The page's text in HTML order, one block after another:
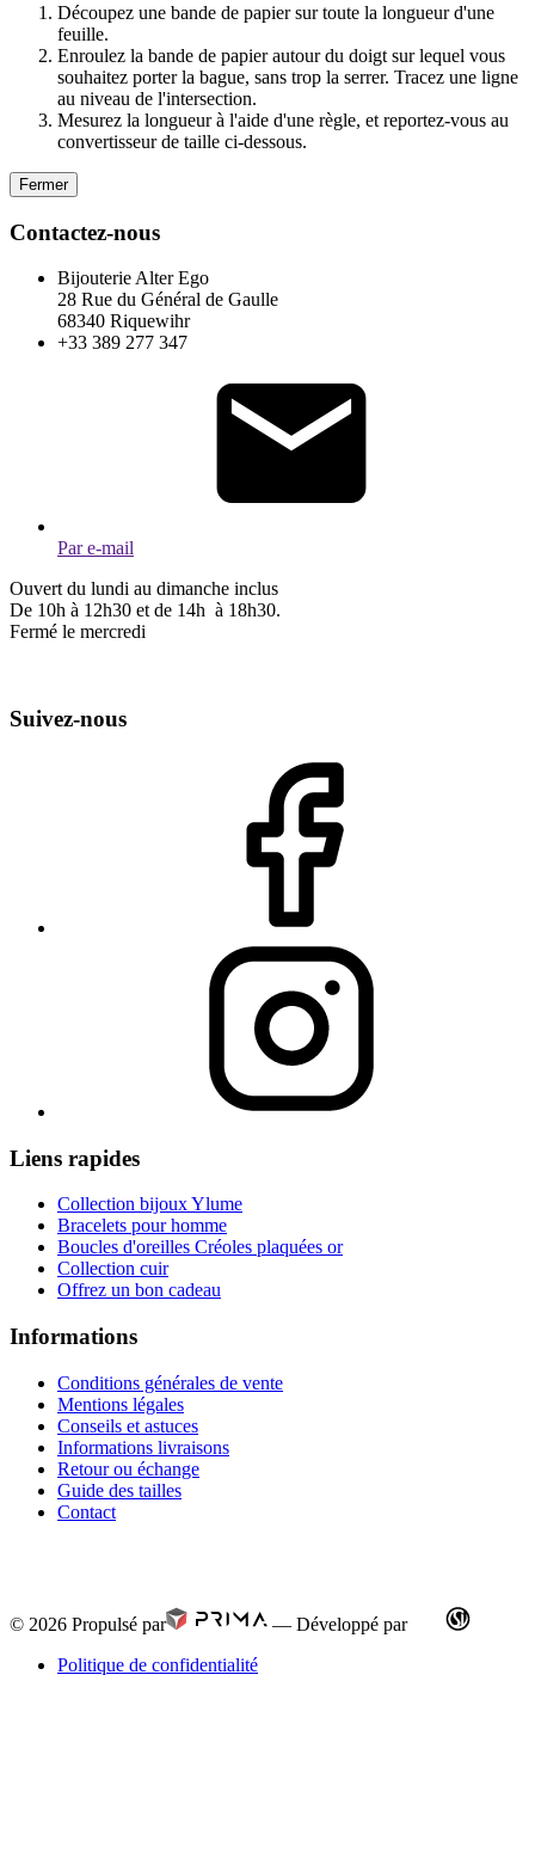
Découpez une bande de papier sur toute la longueur d'une
feuille.
Enroulez la bande de papier autour du doigt sur lequel vous
souhaitez porter la bague, sans trop la serrer. Tracez une ligne
au niveau de l'intersection.
Mesurez la longueur à l'aide d'une règle, et reportez-vous au
convertisseur de taille ci-dessous.
Fermer
Contactez-nous
Bijouterie Alter Ego
28 Rue du Général de Gaulle
68340 Riquewihr
+33 389 277 347
Par e-mail
Ouvert du lundi au dimanche inclus
De 10h à 12h30 et de 14h à 18h30.
Fermé le mercredi
Suivez-nous
Liens rapides
Collection bijoux Ylume
Bracelets pour homme
Boucles d'oreilles Créoles plaquées or
Collection cuir
Offrez un bon cadeau
Informations
Conditions générales de vente
Mentions légales
Conseils et astuces
Informations livraisons
Retour ou échange
Guide des tailles
Contact
© 2026 Propulsé par — Développé par
Politique de confidentialité